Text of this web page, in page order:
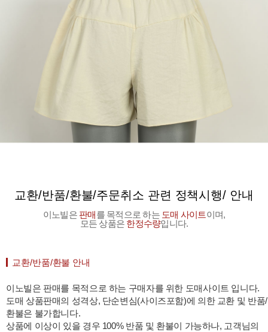
교환/반품/환불/주문취소 관련 정책시행/ 안내
이노빌은 판매를 목적으로 하는 도매 사이트이며,
모든 상품은 한정수량입니다.
교환/반품/환불 안내
이노빌은 판매를 목적으로 하는 구매자를 위한 도매사이트 입니다.
도매 상품판매의 성격상, 단순변심(사이즈포함)에 의한 교환 및 반품/
환불은 불가합니다.
상품에 이상이 있을 경우 100% 반품 및 환불이 가능하나, 고객님의